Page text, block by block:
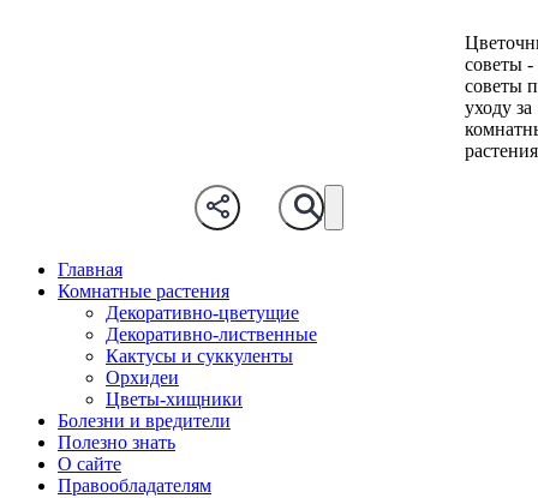
советы -
советы
уходу за
Главная
Комнатные растения
Декоративно-цветущие
Декоративно-лиственные
Кактусы и суккуленты
Орхидеи
Цветы-хищники
Болезни и вредители
Полезно знать
О сайте
Правообладателям